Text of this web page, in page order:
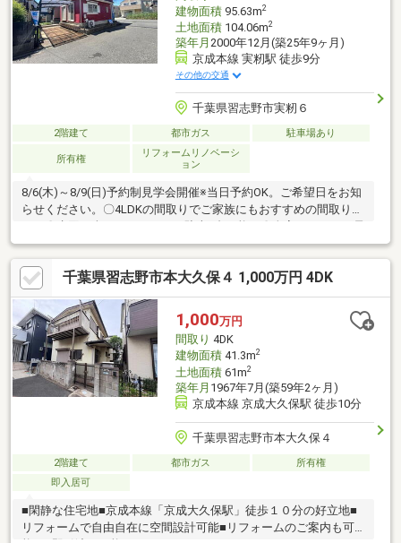
建物面積95.63m2
土地面積104.06m2
築年月 2000年12月(築25年9ヶ月)
京成本線 実籾駅 徒歩9分
その他の交通
千葉県習志野市実籾６
2階建て 都市ガス 駐車場あり
所有権
リフォームリノベーシ
ョン
8/6(木)～8/9(日)予約制見学会開催※当日予約OK。ご希望日をお知
らせください。〇4LDKの間取りでご家族にもおすすめの間取りで
定。水回りも交換予定のため気持ちよくご入居できそうです。〇
外装リフォーム・外壁屋根塗装・シロアリ防蟻工事・通水検査〇
内装リフォーム・玄関鍵交換・床クッションフロア張替・クロス
張替え・照明器具交換・水回り交換(キッチン、ユニットバス、洗
面化粧台、トイレ)・火災報知機設置※本物件は住宅ローン減税が
適用されます。詳しくはお問合せください。
千葉県習志野市本大久保４ 1,000万円 4DK
1,000万円
間取り 4DK
建物面積41.3m2
土地面積61m2
築年月 1967年7月(築59年2ヶ月)
京成本線 京成大久保駅 徒歩10分
千葉県習志野市本大久保４
2階建て 都市ガス
所有権
即入居可
■閑静な住宅地■京成本線「京成大久保駅」徒歩１０分の好立地■
リフォームで自由自在に空間設計可能■リフォームのご案内も可